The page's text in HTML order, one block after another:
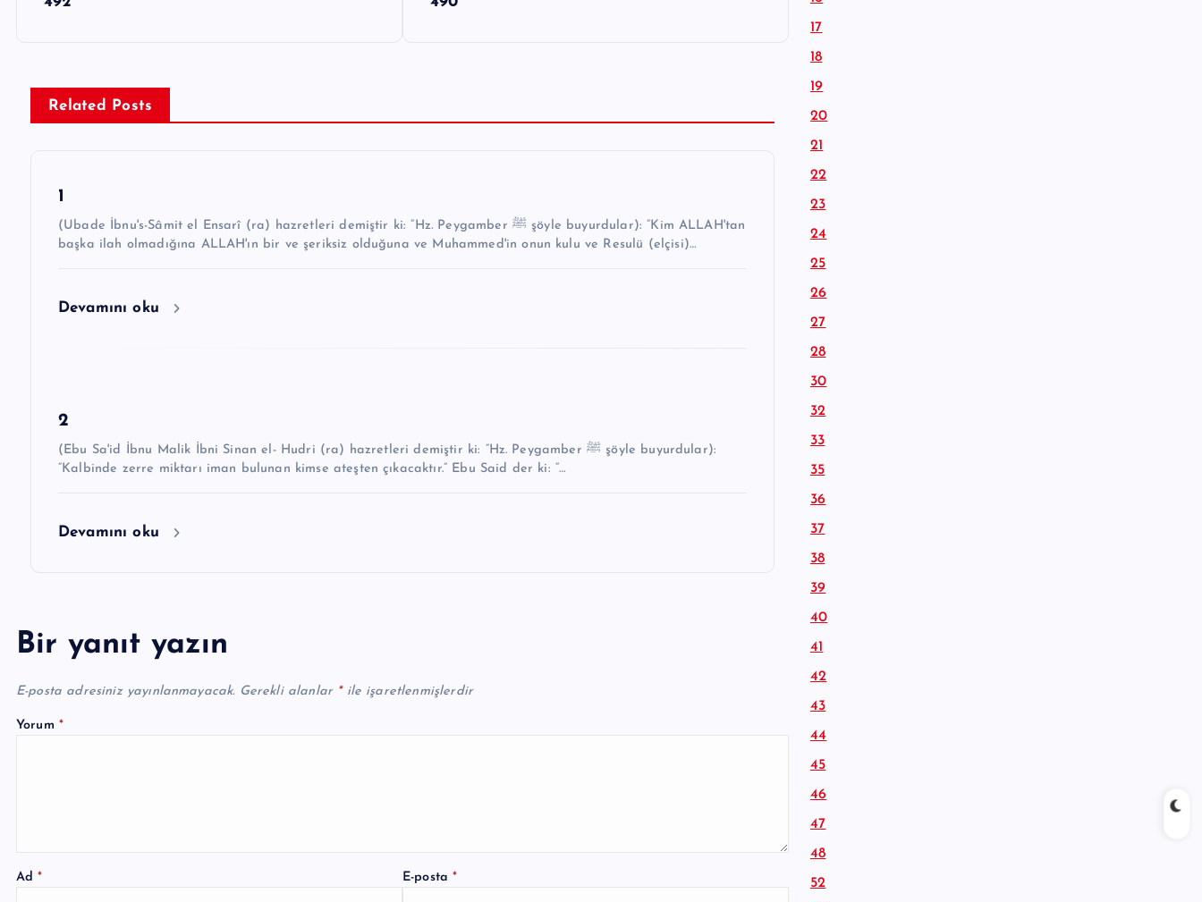
Related Posts
1
(Ubade İbnu's-Sâmit el Ensarî (ra) hazretleri demiştir ki: “Hz. Peygamber ﷺ şöyle buyurdular): “Kim ALLAH'tan
başka ilah olmadığına ALLAH'ın bir ve şeriksiz olduğuna ve Muhammed'in onun kulu ve Resulü (elçisi)…
Devamını oku
2
(Ebu Sa'id İbnu Malik İbni Sinan el- Hudri (ra) hazretleri demiştir ki: “Hz. Peygamber ﷺ şöyle buyurdular):
“Kalbinde zerre miktarı iman bulunan kimse ateşten çıkacaktır.” Ebu Said der ki: “…
Devamını oku
Bir yanıt yazın
E-posta adresiniz yayınlanmayacak. Gerekli alanlar *ile işaretlenmişlerdir
Yorum *
Ad* E-posta*
17
18
19
20
21
22
23
24
25
26
27
28
30
32
33
35
36
37
38
39
40
41
42
43
44
45
46
47
48
52